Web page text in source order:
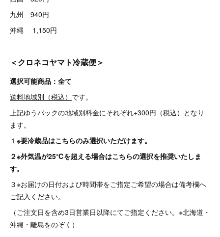
九州 940円
沖縄 1,150円
＜クロネコヤマト冷蔵便＞
選択可能商品：全て
送料地域別（税込） です。
上記ゆうパックの地域別料金にそれぞれ+300円（税込）となり
ます。
１※要冷蔵品はこちらのみ選択いただけます。
２※外気温が25℃を超える場合はこちらの選択を推奨いたしま
す。
３※お届けの日付および時間帯をご指定ご希望の場合は備考欄へ
ご記入ください。
（ご注文日を含め3日営業日以降にてご指定ください。※北海道・
沖縄・離島をのぞく）